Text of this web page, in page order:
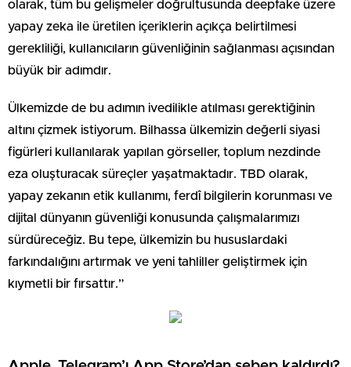
olarak, tüm bu gelişmeler doğrultusunda deepfake üzere
yapay zeka ile üretilen içeriklerin açıkça belirtilmesi
gerekliliği, kullanıcıların güvenliğinin sağlanması açısından
büyük bir adımdır.
Ülkemizde de bu adımın ivedilikle atılması gerektiğinin
altını çizmek istiyorum. Bilhassa ülkemizin değerli siyasi
figürleri kullanılarak yapılan görseller, toplum nezdinde
eza oluşturacak süreçler yaşatmaktadır. TBD olarak,
yapay zekanın etik kullanımı, ferdî bilgilerin korunması ve
dijital dünyanın güvenliği konusunda çalışmalarımızı
sürdüreceğiz. Bu tepe, ülkemizin bu hususlardaki
farkındalığını artırmak ve yeni tahliller geliştirmek için
kıymetli bir fırsattır.”